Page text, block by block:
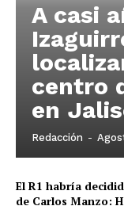
A casi
centro
en
Redacción -
El R1 habría
de Carlos Manzo: